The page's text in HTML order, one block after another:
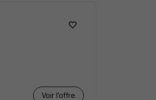
Voir l’offre